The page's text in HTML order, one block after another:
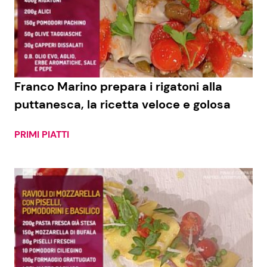
Economia
Persone Scomparse
Politica
Fiction e Serie TV
Programmi TV
Reality e Talent
Soap Opera
News Cinema
News Musica
News Spettacolo
News dal mondo
Franco Marino prepara i rigatoni alla
puttanesca, la ricetta veloce e golosa
PRIMI PIATTI